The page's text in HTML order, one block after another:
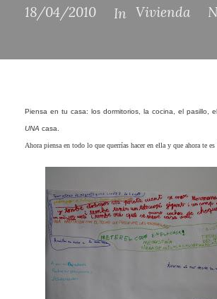
18/04/2010 In Vivienda
Piensa en tu casa: los dormitorios, la cocina, el pasillo,
UNA casa.
Ahora piensa en todo lo que querrías hacer en ella y que ahora te